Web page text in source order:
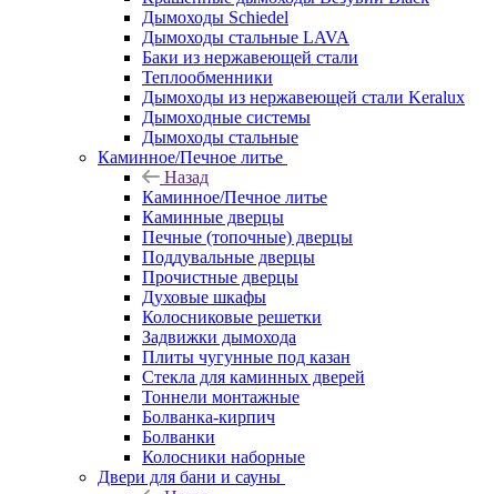
Дымоходы Schiedel
Дымоходы стальные LAVA
Баки из нержавеющей стали
Теплообменники
Дымоходы из нержавеющей стали Keralux
Дымоходные системы
Дымоходы стальные
Каминное/Печное литье
Назад
Каминное/Печное литье
Каминные дверцы
Печные (топочные) дверцы
Поддувальные дверцы
Прочистные дверцы
Духовые шкафы
Колосниковые решетки
Задвижки дымохода
Плиты чугунные под казан
Стекла для каминных дверей
Тоннели монтажные
Болванка-кирпич
Болванки
Колосники наборные
Двери для бани и сауны